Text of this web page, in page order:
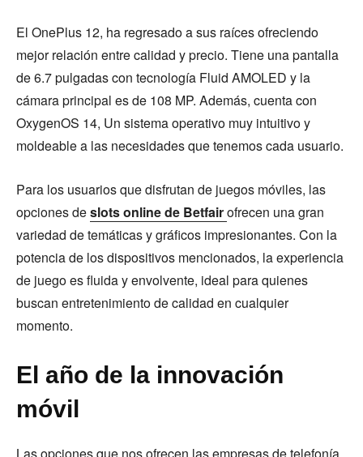
El OnePlus 12, ha regresado a sus raíces ofreciendo
mejor relación entre calidad y precio. Tiene una pantalla
de 6.7 pulgadas con tecnología Fluid AMOLED y la
cámara principal es de 108 MP. Además, cuenta con
OxygenOS 14, Un sistema operativo muy intuitivo y
moldeable a las necesidades que tenemos cada usuario.
Para los usuarios que disfrutan de juegos móviles, las
opciones deslots online de Betfairofrecen una gran
variedad de temáticas y gráficos impresionantes. Con la
potencia de los dispositivos mencionados, la experiencia
de juego es fluida y envolvente, ideal para quienes
buscan entretenimiento de calidad en cualquier
momento.
El año de la innovación
móvil
Las opciones que nos ofrecen las empresas de telefonía